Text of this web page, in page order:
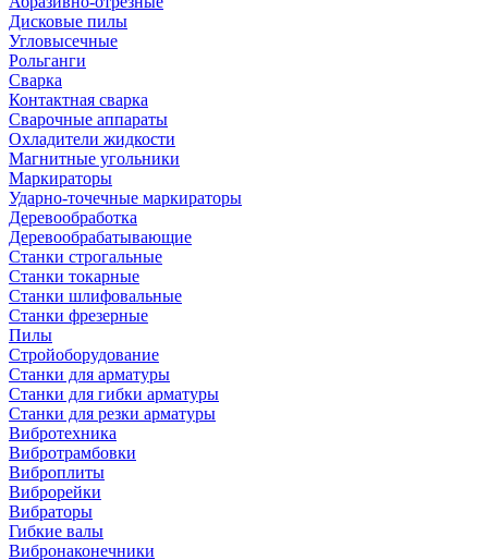
Дисковые пилы
Угловысечные
Рольганги
Сварка
Контактная сварка
Сварочные аппараты
Охладители жидкости
Магнитные угольники
Маркираторы
Ударно-точечные маркираторы
Деревообработка
Деревообрабатывающие
Станки строгальные
Станки токарные
Станки шлифовальные
Станки фрезерные
Пилы
Стройоборудование
Станки для арматуры
Станки для гибки арматуры
Станки для резки арматуры
Вибротехника
Вибротрамбовки
Виброплиты
Виброрейки
Вибраторы
Гибкие валы
Вибронаконечники